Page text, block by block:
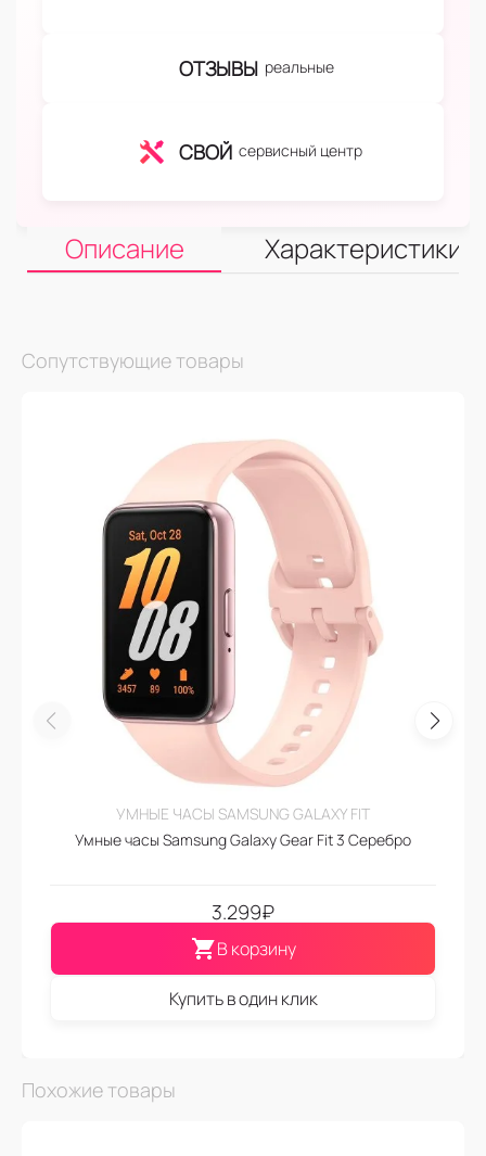
ОТЗЫВЫ реальные
СВОЙ сервисный центр
Описание Характеристики
Сопутствующие товары
УМНЫЕ ЧАСЫ SAMSUNG GALAXY FIT
Умные часы Samsung Galaxy Gear Fit 3 Серебро
3.299₽
В корзину
Купить в один клик
Похожие товары